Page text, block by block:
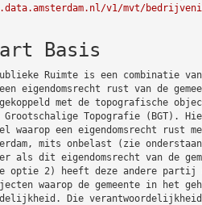
v1/mvt/
Basis
Ruimte is een combinatie
eigendomsrecht rust van de
met de topografische
Topografie (BGT).
waarop een eigendomsrecht rust
mits onbelast (zie
als dit eigendomsrecht van de
optie 2) heeft deze andere partij
waarop de gemeente in het
Die